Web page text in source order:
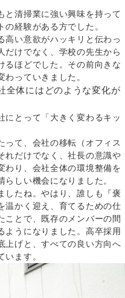
と清掃業に強い興味を持って
の経験がある方でした。
高い意欲がハッキリと伝わっ
だけでなく、学校の先生から
るほどでした。その前向きな
っていきました。
全体にはどのような変化が
にとって「大きく変わるキッ
って、会社の移転（オフィス
れだけでなく、社長の意識や
わり、会社全体の環境整備を
しい機会になりました。
したね。やはり、誰しも『褒
温かく迎え、育てるための仕
ことで、既存のメンバーの間
ようになりました。高卒採用
上げと、すべての良い方向へ
ます。